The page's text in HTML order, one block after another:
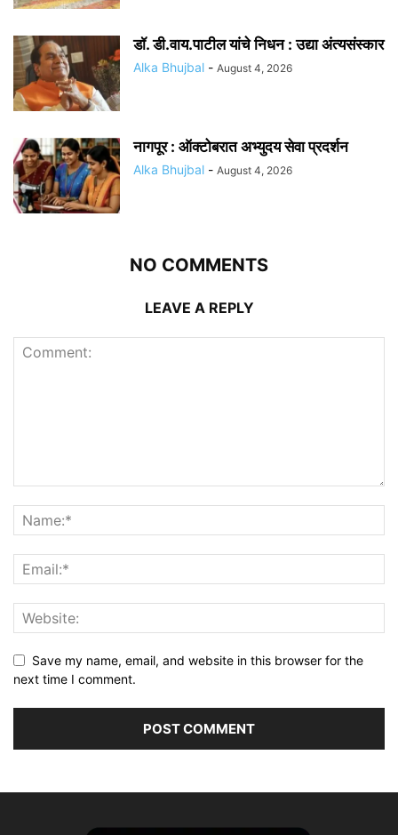
डॉ. डी.वाय.पाटील यांचे निधन : उद्या अंत्यसंस्कार
Alka Bhujbal - August 4, 2026
नागपूर : ऑक्टोबरात अभ्युदय सेवा प्रदर्शन
Alka Bhujbal - August 4, 2026
NO COMMENTS
LEAVE A REPLY
Save my name, email, and website in this browser for the
next time I comment.